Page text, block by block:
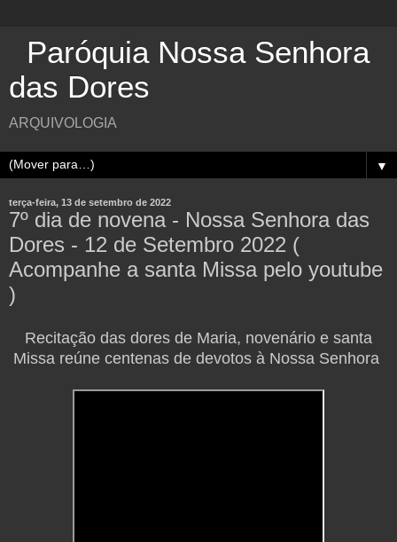
Paróquia Nossa Senhora
das Dores
ARQUIVOLOGIA
▼
terça-feira, 13 de setembro de 2022
7º dia de novena - Nossa Senhora das
Dores - 12 de Setembro 2022 (
Acompanhe a santa Missa pelo youtube
)
Recitação das dores de Maria, novenário e santa
Missa reúne centenas de devotos à Nossa Senhora